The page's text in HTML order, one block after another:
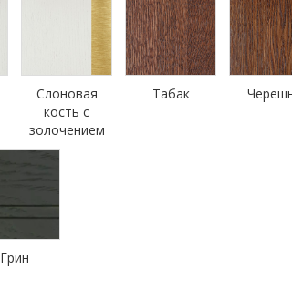
Слоновая
кость с
золочением
Табак
Грин